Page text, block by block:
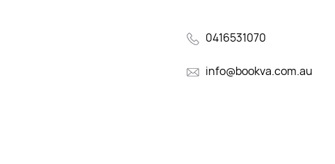
0416531070
info@bookva.com.au